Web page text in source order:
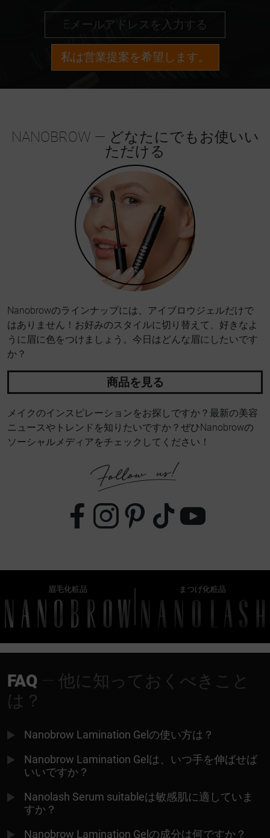
私は営業提案を希望します。
NANOBROW — どなたにでもお使いい
ただける
Nanobrowのラインナップには、アイブロウジェルだけで
はありません！お好みのスタイルに切り替えて、好きなよ
うに眉に色をつけましょう。今日はどんな眉にしたいです
か？
商品を見る
メイクのインスピレーションをお探しですか？最新の美容
ニュースやトレンドを知りたいですか？ぜひNanobrowの
ソーシャルメディアをチェックしてください！
眉毛化粧品 まつげ化粧品
FAQ — 他に知っておくべきこと
は？
Nanobrow Lamination Gelの使い方は？
Nanobrow Lamination Gelは、いつ手を伸ばせば
いいですか？
Nanolash Serum suitableは敏感肌に適していま
すか？
Nanobrow Lamination Gelの成分は何ですか？